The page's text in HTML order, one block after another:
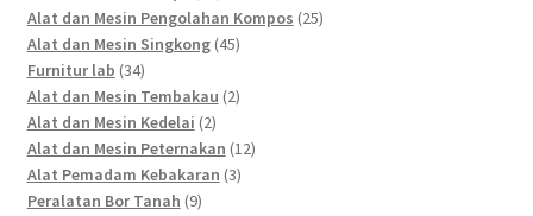
products
Alat dan Mesin Pengolahan Kompos 2525
Alat dan Mesin Singkong 4545
Furnitur lab 3434
products
Alat dan Mesin Tembakau 22
Alat dan Mesin Kedelai 22
products
Alat dan Mesin Peternakan 1212
Alat Pemadam Kebakaran 33
Peralatan Bor Tanah 99